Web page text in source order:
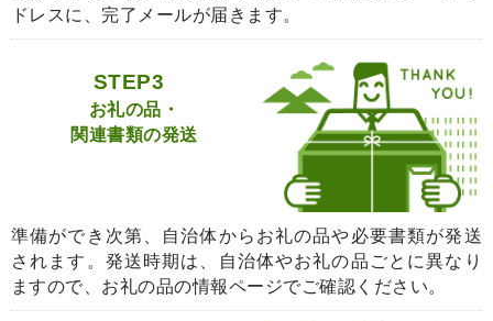
ドレスに、完了メールが届きます。
STEP3
お礼の品・
関連書類の発送
準備ができ次第、自治体からお礼の品や必要書類が発送
されます。発送時期は、自治体やお礼の品ごとに異なり
ますので、お礼の品の情報ページでご確認ください。